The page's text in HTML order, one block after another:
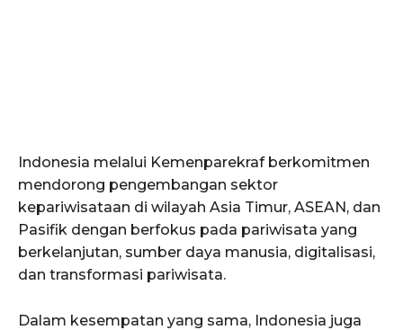
Indonesia melalui Kemenparekraf berkomitmen
mendorong pengembangan sektor
kepariwisataan di wilayah Asia Timur, ASEAN, dan
Pasifik dengan berfokus pada pariwisata yang
berkelanjutan, sumber daya manusia, digitalisasi,
dan transformasi pariwisata.
Dalam kesempatan yang sama, Indonesia juga